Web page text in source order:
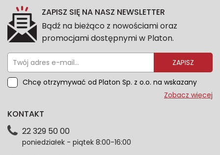
ZAPISZ SIĘ NA NASZ NEWSLETTER
Bądź na bieżąco z nowościami oraz
promocjami dostępnymi w Platon.
ZAPISZ
Chcę otrzymywać od Platon Sp. z o.o. na wskazany
przeze mnie adres e-mail informacje marketingowe
dotyczące danych osobowych znajdziesz w naszej
każdym czasie. Wycofanie zgody nie wpłynie na
zgodność z prawem przetwarzania dokonanego przed
Zobacz więcej
KONTAKT
22 329 50 00
poniedziałek - piątek 8:00-16:00